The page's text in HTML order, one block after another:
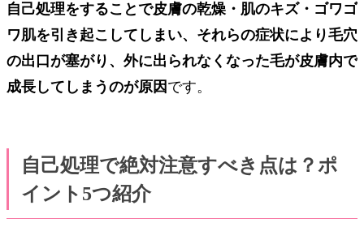
自己処理をすることで皮膚の乾燥・肌のキズ・ゴワゴ
ワ肌を引き起こしてしまい、それらの症状により毛穴
の出口が塞がり、外に出られなくなった毛が皮膚内で
成長してしまうのが原因 です。
自己処理で絶対注意すべき点は？ポ
イント5つ紹介